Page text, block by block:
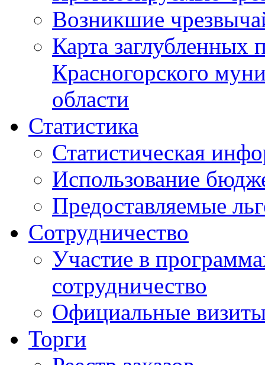
Возникшие
Карта
Красногорского
области
Статистика
Статистическая
Использование
Предоставляемые
Сотрудничество
Участие в
сотрудничество
Официальные
Торги